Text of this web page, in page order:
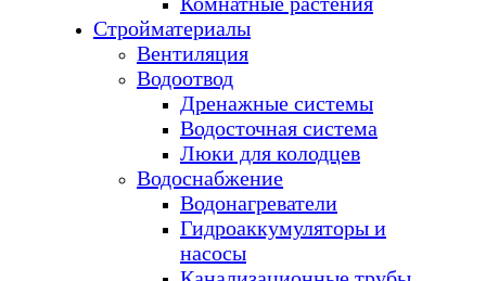
Стройматериалы
Вентиляция
Водоотвод
Дренажные системы
Водосточная система
Люки для колодцев
Водоснабжение
Водонагреватели
Гидроаккумуляторы и
насосы